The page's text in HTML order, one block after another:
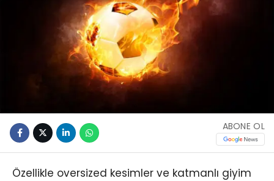
ABONE OL
Özellikle oversized kesimler ve katmanlı giyim